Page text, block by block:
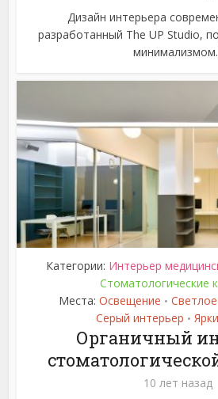
Дизайн интерьера
разработанный The UP Studio,
Категории: Интерьер
Стоматологические
Места: Освещение •
Серый интерьер •
Органичный
10 лет назад